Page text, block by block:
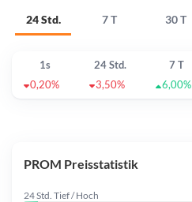
24 Std. 7 T 30 T
1s 24 Std. 7 T
0,20%
3,50% 6,00%
PROM Preisstatistik
24 Std. Tief / Hoch